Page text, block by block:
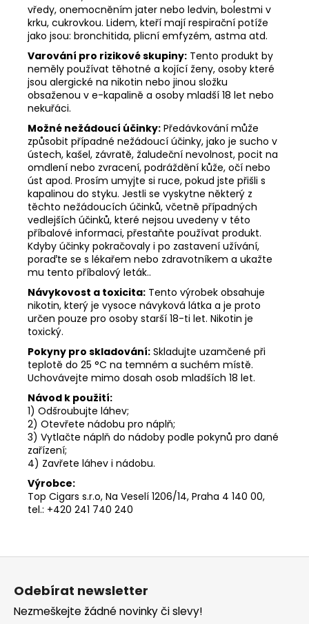
vředy, onemocněním jater nebo ledvin, bolestmi v
krku, cukrovkou. Lidem, kteří mají respirační potíže
jako jsou: bronchitida, plicní emfyzém, astma atd.
Varování pro rizikové skupiny: Tento produkt by
neměly používat těhotné a kojící ženy, osoby které
jsou alergické na nikotin nebo jinou složku
obsaženou v e-kapalině a osoby mladší 18 let nebo
nekuřáci.
Možné nežádoucí účinky: Předávkování může
způsobit případné nežádoucí účinky, jako je sucho v
ústech, kašel, závratě, žaludeční nevolnost, pocit na
omdlení nebo zvracení, podráždění kůže, očí nebo
úst apod. Prosím umyjte si ruce, pokud jste přišli s
kapalinou do styku. Jestli se vyskytne některý z
těchto nežádoucích účinků, včetně případných
vedlejších účinků, které nejsou uvedeny v této
příbalové informaci, přestaňte používat produkt.
Kdyby účinky pokračovaly i po zastavení užívání,
poraďte se s lékařem nebo zdravotníkem a ukažte
mu tento příbalový leták..
Návykovost a toxicita: Tento výrobek obsahuje
nikotin, který je vysoce návyková látka a je proto
určen pouze pro osoby starší 18-ti let. Nikotin je
toxický.
Pokyny pro skladování: Skladujte uzamčené při
teplotě do 25 °C na temném a suchém místě.
Uchovávejte mimo dosah osob mladších 18 let.
Návod k použití:
1) Odšroubujte láhev;
2) Otevřete nádobu pro náplň;
3) Vytlačte náplň do nádoby podle pokynů pro dané
zařízení;
4) Zavřete láhev i nádobu.
Výrobce:
Top Cigars s.r.o, Na Veselí 1206/14, Praha 4 140 00,
tel.: +420 241 740 240
Odebírat newsletter
Nezmeškejte žádné novinky či slevy!